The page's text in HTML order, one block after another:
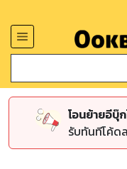
โอนย้ายอีบุ๊
รับทันทีโค้ด